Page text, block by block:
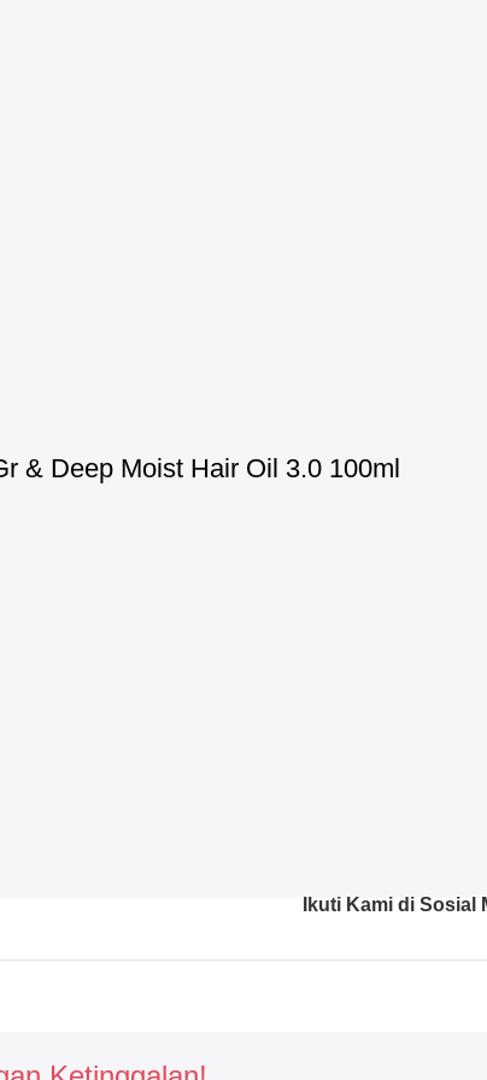
& Deep Moist Hair Oil 3.0 100ml
Ikuti Kami di Sosial